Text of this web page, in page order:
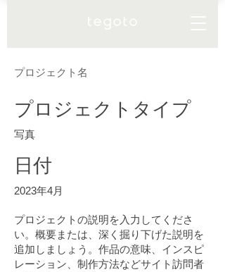
プロジェクト名
プロジェクトタイプ
写真
日付
2023年4月
プロジェクトの説明を入力してくださ
い。概要または、深く掘り下げた説明を
追加しましょう。作品の意味、インスピ
レーション、制作方法などサイト訪問者